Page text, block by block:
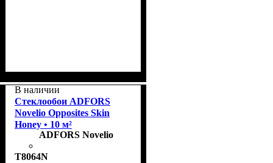
В наличии
Стеклообои ADFORS
Novelio Opposites Skin
Honey • 10 м²
ADFORS Novelio
T8064N